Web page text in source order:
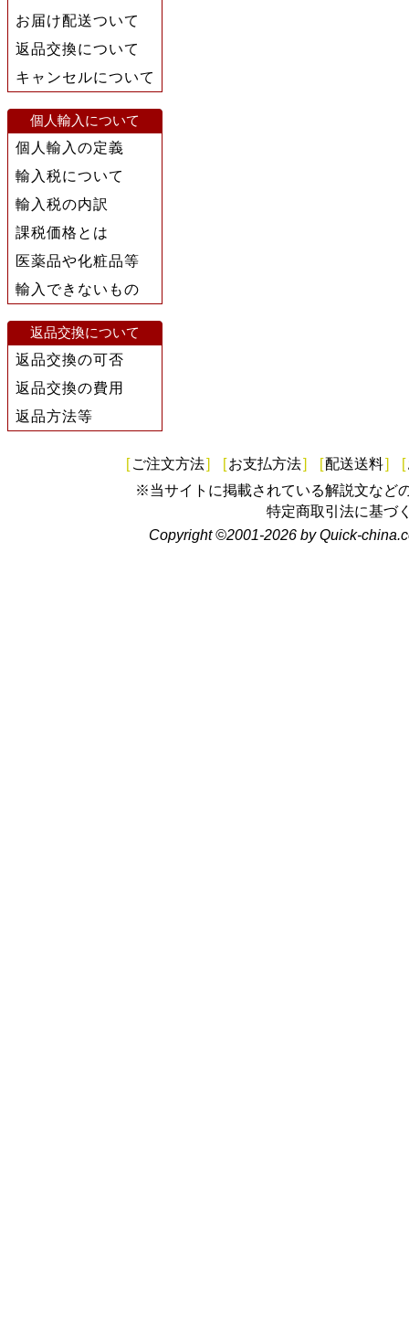
お届け配送ついて
返品交換について
キャンセルについて
個人輸入について
個人輸入の定義
輸入税について
輸入税の内訳
課税価格とは
医薬品や化粧品等
輸入できないもの
返品交換について
返品交換の可否
返品交換の費用
返品方法等
[ ご注文方法] [お支払方法] [配送送料] [
※当サイトに掲載されている解説文など
特定商取引法に基づ
Copyright ©2001-2026 by Quick-